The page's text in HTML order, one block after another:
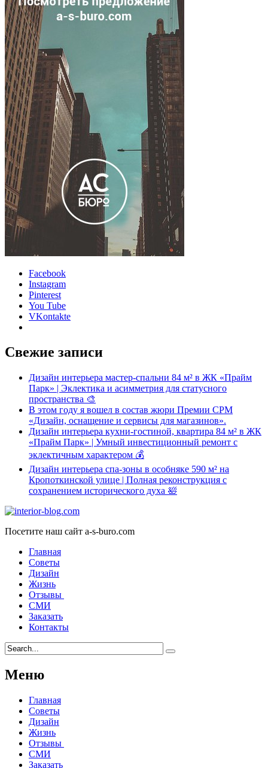
Facebook
Instagram
Pinterest
You Tube
VKontakte
Свежие записи
Дизайн интерьера мастер-спальни 84 м² в ЖК «Прайм
Парк» | Эклектика и асимметрия для статусного
пространства 🎨
В этом году я вошел в состав жюри Премии CPM
«Дизайн, оснащение и сервисы для магазинов».
Дизайн интерьера кухни-гостиной, квартира 84 м² в ЖК
«Прайм Парк» | Умный инвестиционный ремонт с
эклектичным характером 💰
Дизайн интерьера спа-зоны в особняке 590 м² на
Кропоткинской улице | Полная реконструкция с
сохранением исторического духа 🛀
Посетите наш сайт a-s-buro.com
Главная
Советы
Дизайн
Жизнь
Отзывы
СМИ
Заказать
Контакты
Меню
Главная
Советы
Дизайн
Жизнь
Отзывы
СМИ
Заказать